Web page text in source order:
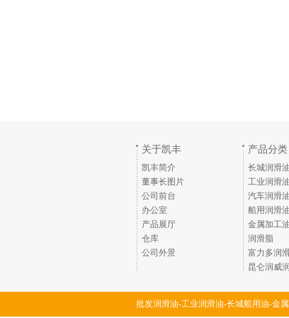
关于凯丰
凯丰简介
董事长图片
公司前台
办公室
产品展厅
仓库
公司外景
产品分类
长城润滑
工业润滑油
汽车润滑油
船用润滑油
金属加工油
润滑脂
富力多润
昆仑润威
批发润滑油-工业润滑油-长城船用油-金